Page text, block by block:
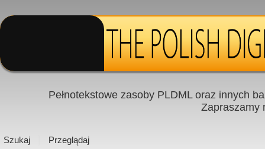
Pełnotekstowe zasoby PLDML oraz innych
Zapraszamy
Szukaj Przeglądaj